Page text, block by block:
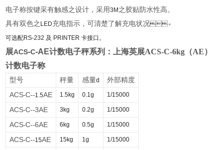
电子称按键采有触感之设计，采用3M 之胶贴防水性高。
具有双色之 LED充电指示，可清楚了解充电状况。
可选配RS-232 及 PRINTER卡接口。
展ACS-C-AE计数电子秤系列：
上海英展ACS-C-6kg（AE）
计数电子称
型号 秤量 感量d 外部精度
ACS-C--1.5AE 1.5kg 0.1g 1/15000
ACS-C--3AE 3kg 0.2g 1/15000
ACS-C--6AE 6kg 0.5g 1/15000
ACS-C--15AE 15kg 1g 1/15000